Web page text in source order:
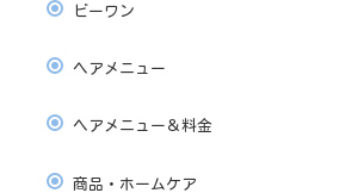
ビーワン
ヘアメニュー
ヘアメニュー＆料金
商品・ホームケア